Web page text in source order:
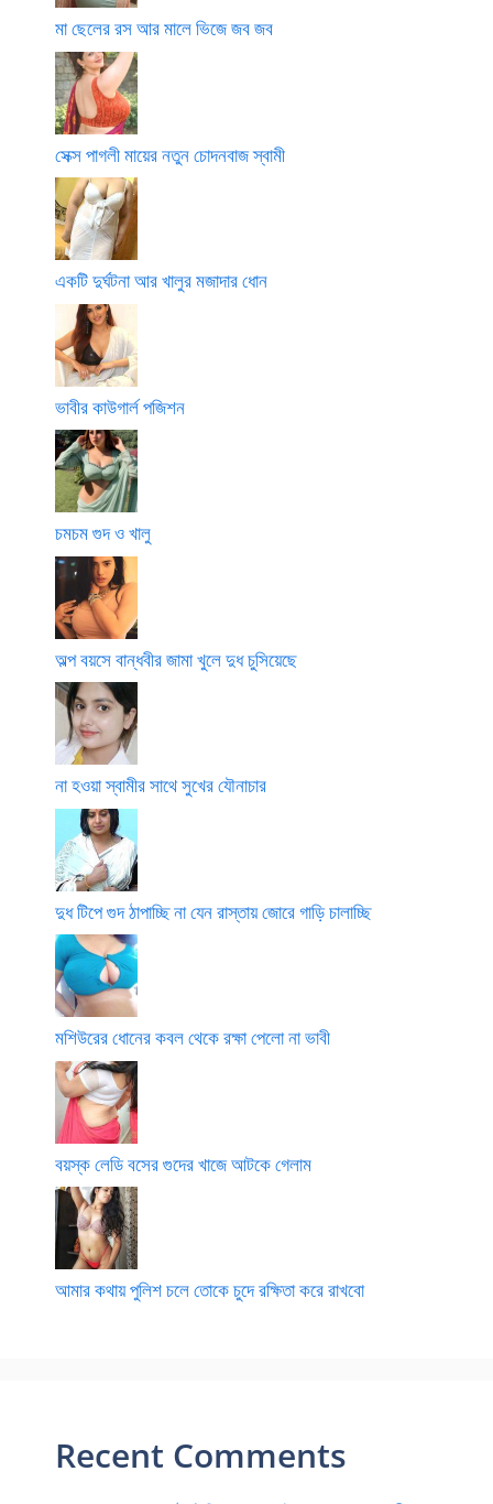
মা ছেলের রস আর মালে ভিজে জব জব
সেক্স পাগলী মায়ের নতুন চোদনবাজ স্বামী
একটি দুর্ঘটনা আর খালুর মজাদার ধোন
ভাবীর কাউগার্ল পজিশন
চমচম গুদ ও খালু
অল্প বয়সে বান্ধবীর জামা খুলে দুধ চুসিয়েছে
না হওয়া স্বামীর সাথে সুখের যৌনাচার
দুধ টিপে গুদ ঠাপাচ্ছি না যেন রাস্তায় জোরে গাড়ি চালাচ্ছি
মশিউরের ধোনের কবল থেকে রক্ষা পেলো না ভাবী
বয়স্ক লেডি বসের গুদের খাজে আটকে গেলাম
আমার কথায় পুলিশ চলে তোকে চুদে রক্ষিতা করে রাখবো
Recent Comments